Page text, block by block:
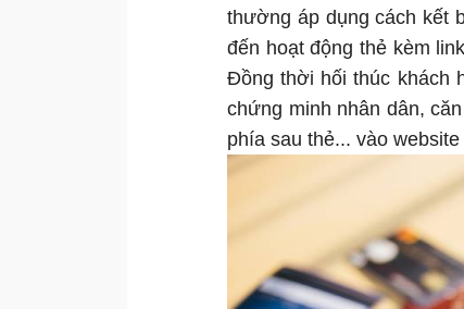
thường áp dụng cách kết
đến hoạt động thẻ kèm
Đồng thời hối thúc khách
chứng minh nhân dân,
phía sau thẻ... vào